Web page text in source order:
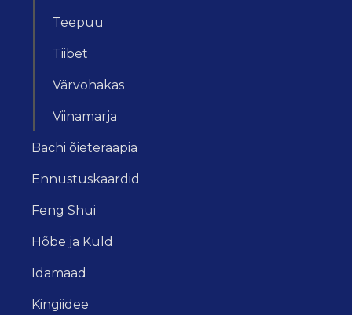
Teepuu
Tiibet
Värvohakas
Viinamarja
Bachi õieteraapia
Ennustuskaardid
Feng Shui
Hõbe ja Kuld
Idamaad
Kingiidee